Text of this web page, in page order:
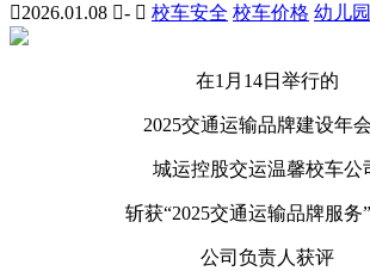
2026.01.08 -  校车安全 校车价格 幼儿
在1月14日举行的
2025交通运输品牌建设年
城运控股交运温馨校车公
斩获“2025交通运输品牌服务
公司负责人获评